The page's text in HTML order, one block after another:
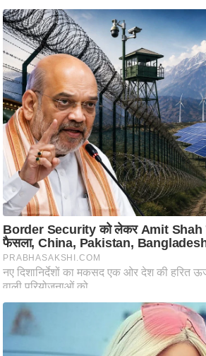
g
N
e
w
s
ला
इ
फ
स्टा
इ
ल
टे
क्नॉ
लॉ
जी
ब्यू
टी
/
फै